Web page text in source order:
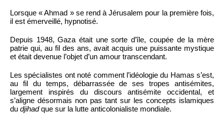
Lorsque « Ahmad » se rend à Jérusalem pour la première fois,
il est émerveillé, hypnotisé.
Depuis 1948, Gaza était une sorte d’île, coupée de la mère
patrie qui, au fil des ans, avait acquis une puissante mystique
et était devenue l’objet d’un amour transcendant.
Les spécialistes ont noté comment l’idéologie du Hamas s’est,
au fil du temps, débarrassée de ses tropes antisémites,
largement inspirés du discours antisémite occidental, et
s’aligne désormais non pas tant sur les concepts islamiques
du djihadque sur la lutte anticolonialiste mondiale.